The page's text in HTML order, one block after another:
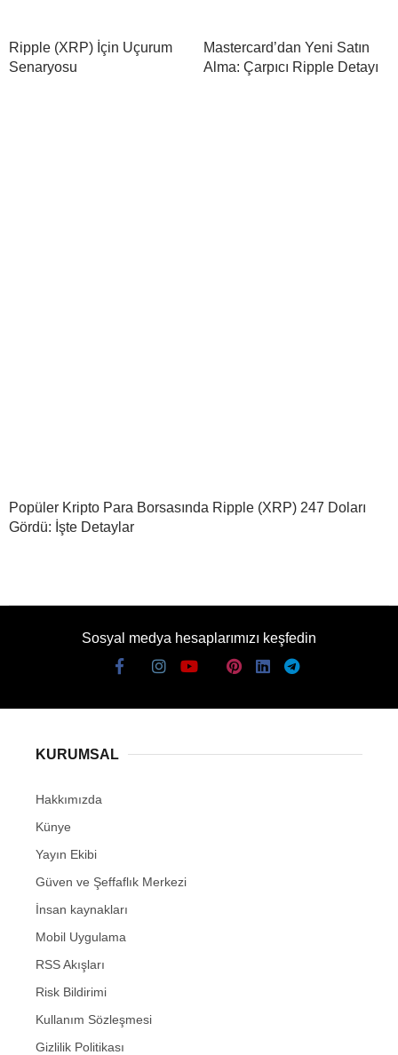
Ripple (XRP) İçin Uçurum
Senaryosu
Mastercard’dan Yeni Satın
Alma: Çarpıcı Ripple Detayı
Popüler Kripto Para Borsasında Ripple (XRP) 247 Doları
Gördü: İşte Detaylar
Sosyal medya hesaplarımızı keşfedin
KURUMSAL
Hakkımızda
Künye
Yayın Ekibi
Güven ve Şeffaflık Merkezi
İnsan kaynakları
Mobil Uygulama
RSS Akışları
Risk Bildirimi
Kullanım Sözleşmesi
Gizlilik Politikası